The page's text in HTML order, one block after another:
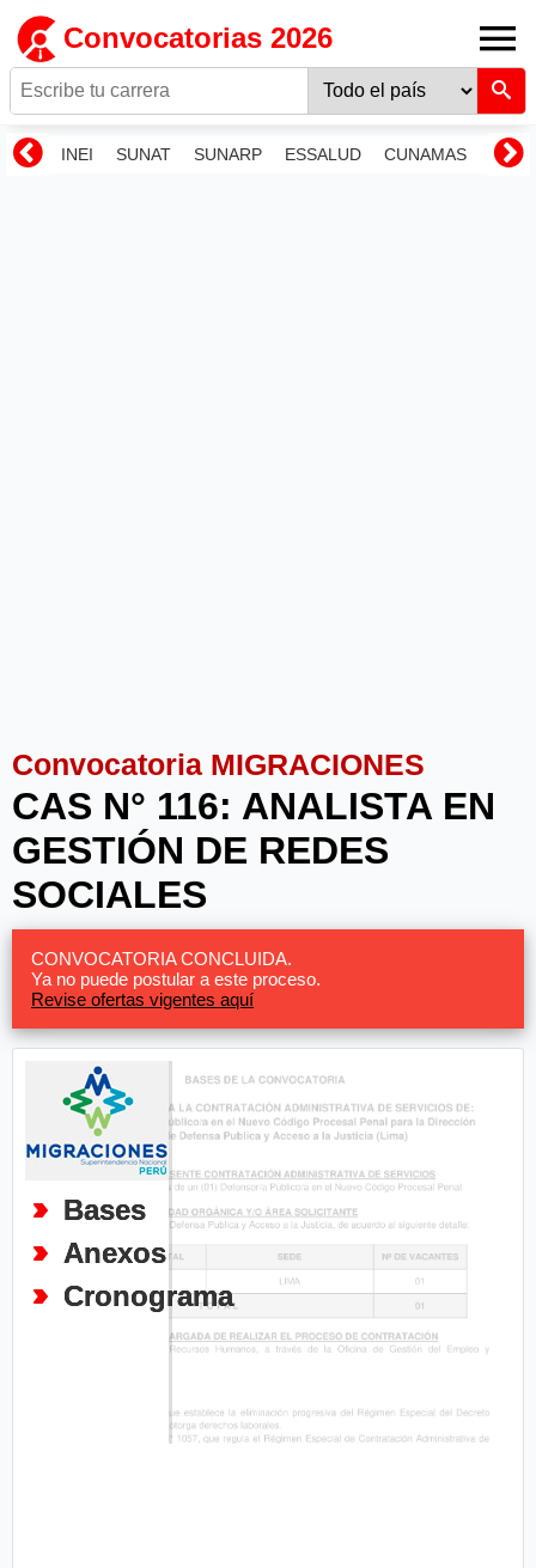
Convocatorias 2026
INEI SUNAT SUNARP ESSALUD CUNAMAS
Convocatoria MIGRACIONES
CAS N° 116: ANALISTA EN
GESTIÓN DE REDES
SOCIALES
CONVOCATORIA CONCLUIDA.
Ya no puede postular a este proceso.
Revise ofertas vigentes aquí
Bases
Anexos
Cronograma